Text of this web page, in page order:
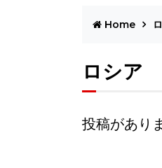
Home
ロシア
投稿があり